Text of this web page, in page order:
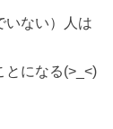
いない）人は
とになる(>_<)